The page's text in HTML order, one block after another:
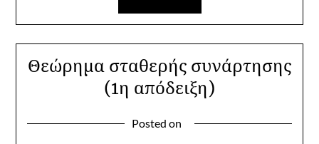
Θεώρημα σταθερής συνάρτησης
(1η απόδειξη)
Posted on